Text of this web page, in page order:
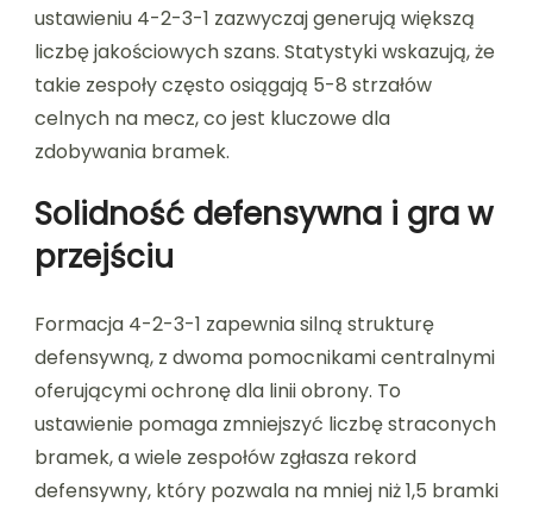
ustawieniu 4-2-3-1 zazwyczaj generują większą
liczbę jakościowych szans. Statystyki wskazują, że
takie zespoły często osiągają 5-8 strzałów
celnych na mecz, co jest kluczowe dla
zdobywania bramek.
Solidność defensywna i gra w
przejściu
Formacja 4-2-3-1 zapewnia silną strukturę
defensywną, z dwoma pomocnikami centralnymi
oferującymi ochronę dla linii obrony. To
ustawienie pomaga zmniejszyć liczbę straconych
bramek, a wiele zespołów zgłasza rekord
defensywny, który pozwala na mniej niż 1,5 bramki